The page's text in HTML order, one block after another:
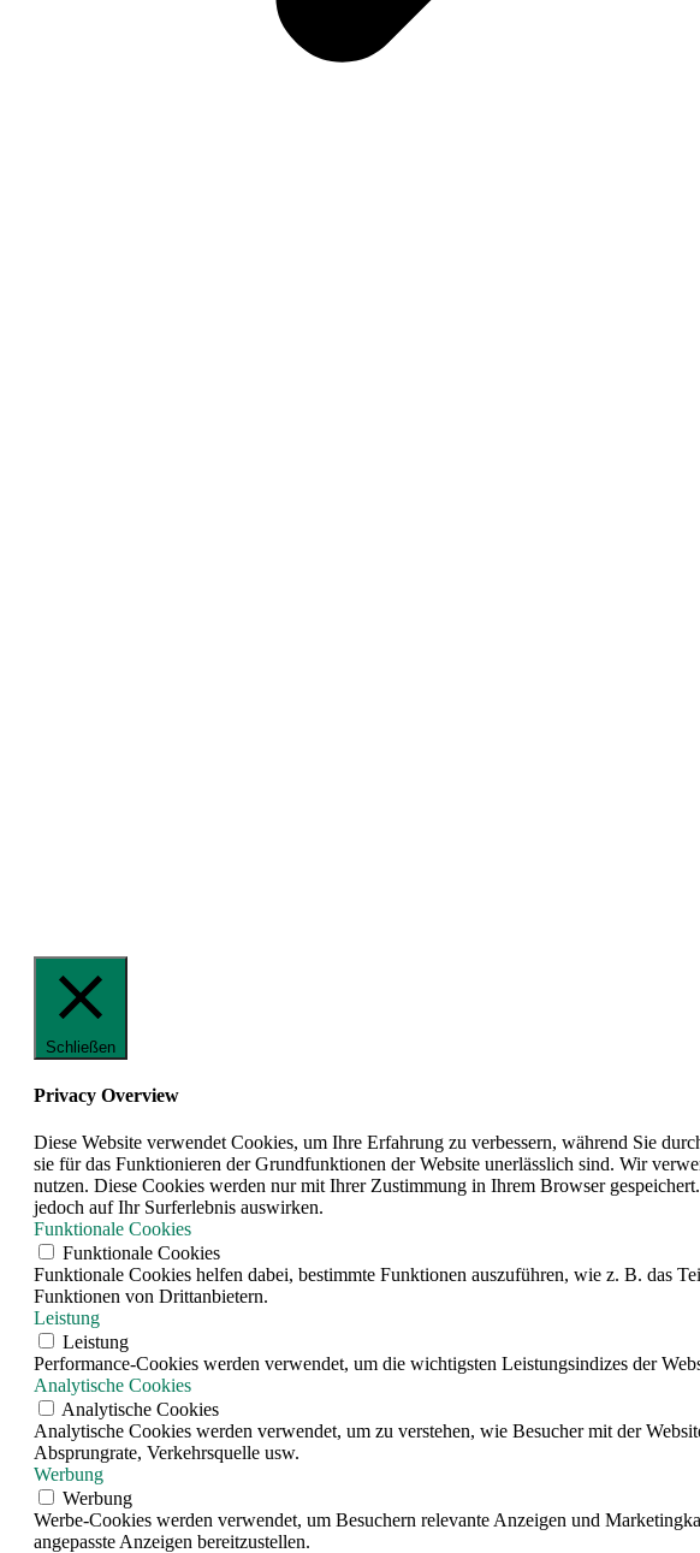
Schließen
Privacy Overview
Diese Website verwendet Cookies, um Ihre Erfahrung zu verbessern, während Sie
sie für das Funktionieren der Grundfunktionen der Website unerlässlich sind. Wir
nutzen. Diese Cookies werden nur mit Ihrer Zustimmung in Ihrem Browser
jedoch auf Ihr Surferlebnis auswirken.
Funktionale Cookies
Funktionale Cookies
Funktionale Cookies helfen dabei, bestimmte Funktionen auszuführen, wie z. B. das
Funktionen von Drittanbietern.
Leistung
Leistung
Performance-Cookies werden verwendet, um die wichtigsten Leistungsindizes der
Analytische Cookies
Analytische Cookies
Analytische Cookies werden verwendet, um zu verstehen, wie Besucher mit der
Absprungrate, Verkehrsquelle usw.
Werbung
Werbung
Werbe-Cookies werden verwendet, um Besuchern relevante Anzeigen und
angepasste Anzeigen bereitzustellen.